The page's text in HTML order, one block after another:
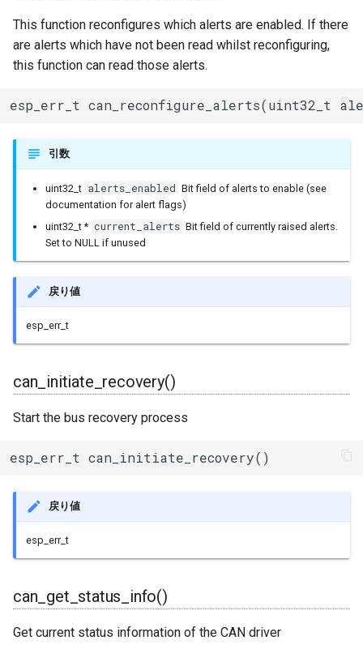
TwoWire
UpdateClass
VFSImpl
WebServer
WiFiAPClass
WiFiClass
WiFiClient
WiFiClientSocketHandle
This function reconfigures which alerts are enabled. If there
are alerts which have not been read whilst reconfiguring,
this function can read those alerts.
esp_err_t can_reconfigure_alerts(uint32_t
引数
uint32_t alerts_enabled Bit field of alerts to enable (see
documentation for alert flags)
uint32_t * current_alerts Bit field of currently raised alerts.
Set to NULL if unused
戻り値
esp_err_t
can_initiate_recovery()
Start the bus recovery process
esp_err_t can_initiate_recovery()
戻り値
esp_err_t
can_get_status_info()
Get current status information of the CAN driver